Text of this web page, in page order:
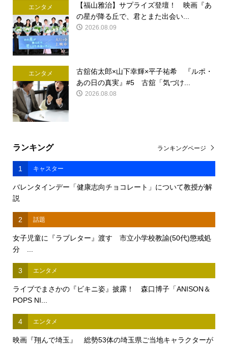
エンタメ
【福山雅治】サプライズ登壇！ 映画『あ
の星が降る丘で、君とまた出会い...
2026.08.09
エンタメ
古舘佑太郎×山下幸輝×平子祐希 『ルポ・
あの日の真実』#5 古舘「気づけ...
2026.08.08
ランキング
1 キャスター
バレンタインデー「健康志向チョコレート」について教授が解
説
2 話題
女子児童に『ラブレター』渡す 市立小学校教諭(50代)懲戒処
分 ...
3 エンタメ
ライブでまさかの『ビキニ姿』披露！ 森口博子「ANISON＆
POPS NI...
4 エンタメ
映画『翔んで埼玉』 総勢53体の埼玉県ご当地キャラクターが
ランキングページ